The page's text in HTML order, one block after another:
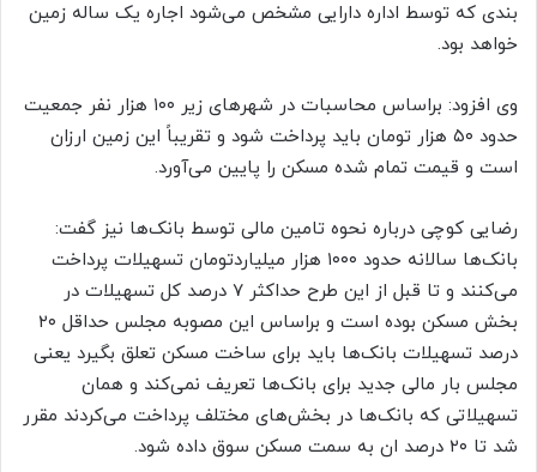
بندی که توسط اداره دارایی مشخص می‌شود اجاره یک ساله زمین
خواهد بود.
وی افزود: براساس محاسبات در شهر‌های زیر ۱۰۰ هزار نفر جمعیت
حدود ۵۰ هزار تومان باید پرداخت شود و تقریباً این زمین ارزان
است و قیمت تمام شده مسکن را پایین می‌آورد.
رضایی کوچی درباره نحوه تامین مالی توسط بانک‌ها نیز گفت:
بانک‌ها سالانه حدود ۱۰۰۰ هزار میلیاردتومان تسهیلات پرداخت
می‌کنند و تا قبل از این طرح حداکثر ۷ درصد کل تسهیلات در
بخش مسکن بوده است و براساس این مصوبه مجلس حداقل ۲۰
درصد تسهیلات بانک‌ها باید برای ساخت مسکن تعلق بگیرد یعنی
مجلس بار مالی جدید برای بانک‌ها تعریف نمی‌کند و همان
تسهیلاتی که بانک‌ها در بخش‌های مختلف پرداخت می‌کردند مقرر
شد تا ۲۰ درصد ان به سمت مسکن سوق داده شود.